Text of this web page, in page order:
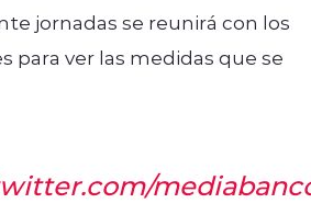
jornadas se reunirá con los
para ver las medidas que se